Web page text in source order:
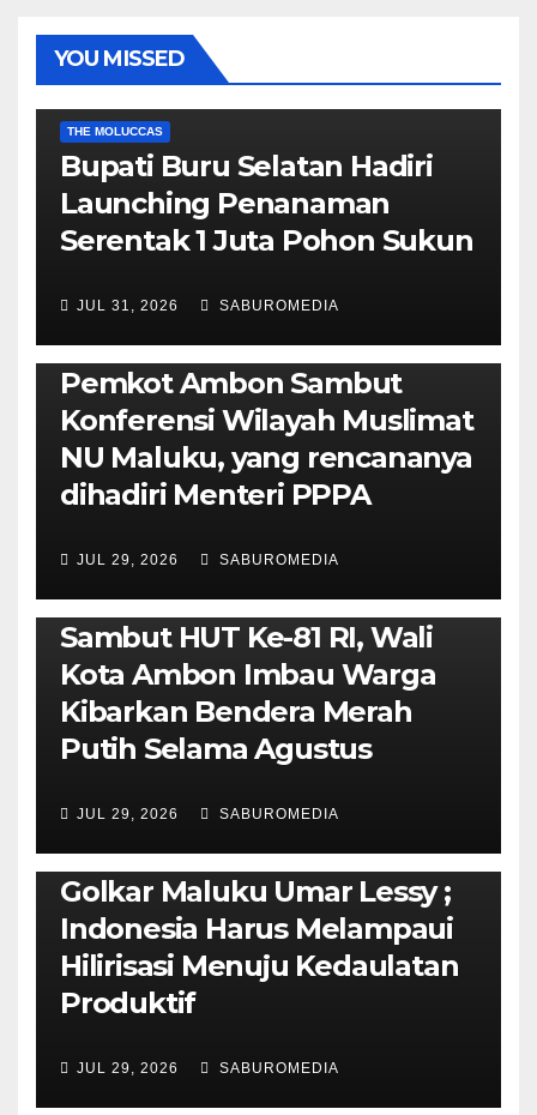
YOU MISSED
THE MOLUCCAS
Bupati Buru Selatan Hadiri
Launching Penanaman
Serentak 1 Juta Pohon Sukun
JUL 31, 2026 SABUROMEDIA
AMBON METRO JURNALISME AKTIVIS
POLITIK & PEMERINTAHAN
Pemkot Ambon Sambut
Konferensi Wilayah Muslimat
NU Maluku, yang rencananya
dihadiri Menteri PPPA
JUL 29, 2026 SABUROMEDIA
AMBON METRO POLITIK & PEMERINTAHAN
Sambut HUT Ke-81 RI, Wali
Kota Ambon Imbau Warga
Kibarkan Bendera Merah
Putih Selama Agustus
JUL 29, 2026 SABUROMEDIA
PENDIDIKAN & OLAHRAGA THE MOLUCCAS
Isi Materi LK-III HMI, Ketua
Golkar Maluku Umar Lessy ;
Indonesia Harus Melampaui
Hilirisasi Menuju Kedaulatan
Produktif
JUL 29, 2026 SABUROMEDIA